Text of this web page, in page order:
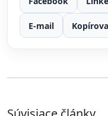
E-mail